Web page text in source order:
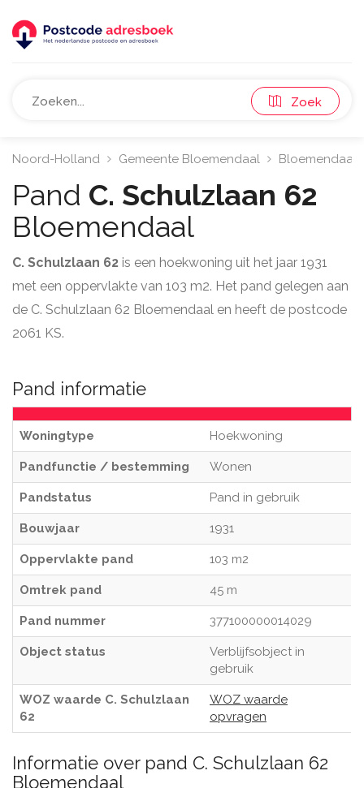
Zoek
Noord-Holland Gemeente Bloemendaal Bloemendaal
Pand C. Schulzlaan 62
Bloemendaal
C. Schulzlaan 62 is een hoekwoning uit het jaar 1931
met een oppervlakte van 103 m2. Het pand gelegen aan
de C. Schulzlaan 62 Bloemendaal en heeft de postcode
2061 KS.
Pand informatie
Woningtype Hoekwoning
Pandfunctie / bestemming Wonen
Pandstatus Pand in gebruik
Bouwjaar 1931
Oppervlakte pand 103 m2
Omtrek pand 45 m
Pand nummer 377100000014029
Object status
Verblijfsobject in
gebruik
WOZ waarde C. Schulzlaan
62
WOZ waarde
opvragen
Informatie over pand C. Schulzlaan 62
Bloemendaal